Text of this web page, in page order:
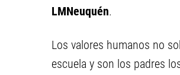
LMNeuquén.
Los valores humanos no
escuela y son los padres